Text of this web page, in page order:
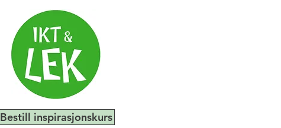
Bestill inspirasjonskurs